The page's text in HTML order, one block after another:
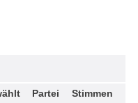
Partei
Stimmen